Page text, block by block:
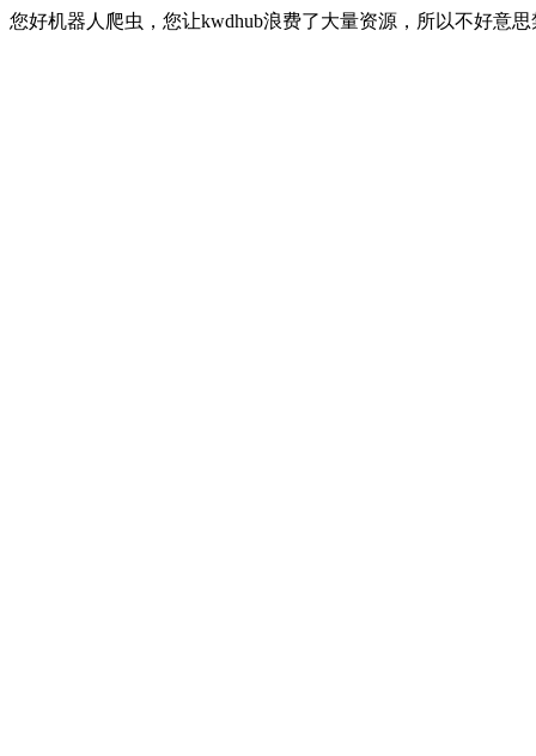
您好机器人爬虫，您让kwdhub浪费了大量资源，所以不好意